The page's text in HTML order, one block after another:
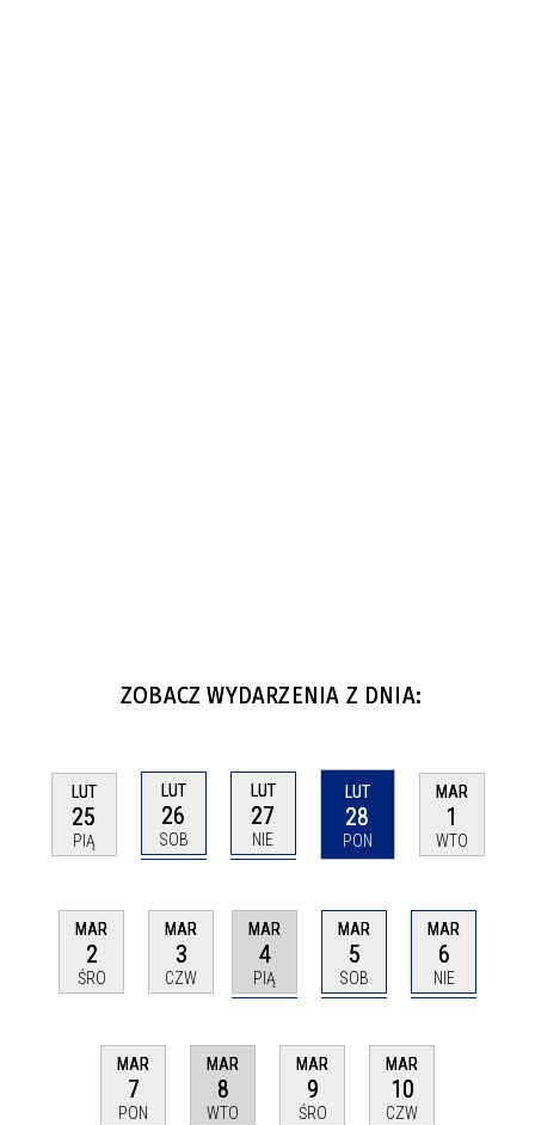
ZOBACZ WYDARZENIA Z DNIA:
LUT
25
PIĄ
LUT
26
SOB
LUT
27
NIE
LUT
28
PON
MAR
1
WTO
MAR
2
ŚRO
MAR
3
CZW
MAR
4
PIĄ
MAR
5
SOB
MAR
6
NIE
MAR
7
PON
MAR
8
WTO
MAR
9
ŚRO
MAR
10
CZW